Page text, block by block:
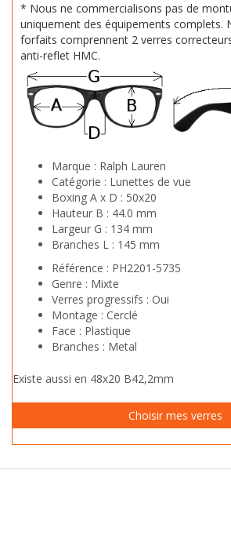
* Nous ne commercialisons pas de
uniquement des équipements complets.
forfaits comprennent 2 verres
anti-reflet HMC.
Marque : Ralph Lauren
Catégorie : Lunettes de vue
Boxing A x D : 50x20
Hauteur B : 44.0 mm
Largeur G : 134 mm
Branches L : 145 mm
Référence : PH2201-5735
Genre : Mixte
Verres progressifs : Oui
Montage : Cerclé
Face : Plastique
Branches : Metal
Existe aussi en 48x20 B42,2mm